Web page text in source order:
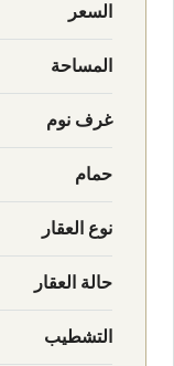
السعر
المساحة
غرف نوم
حمام
نوع العقار
حالة العقار
التشطيب